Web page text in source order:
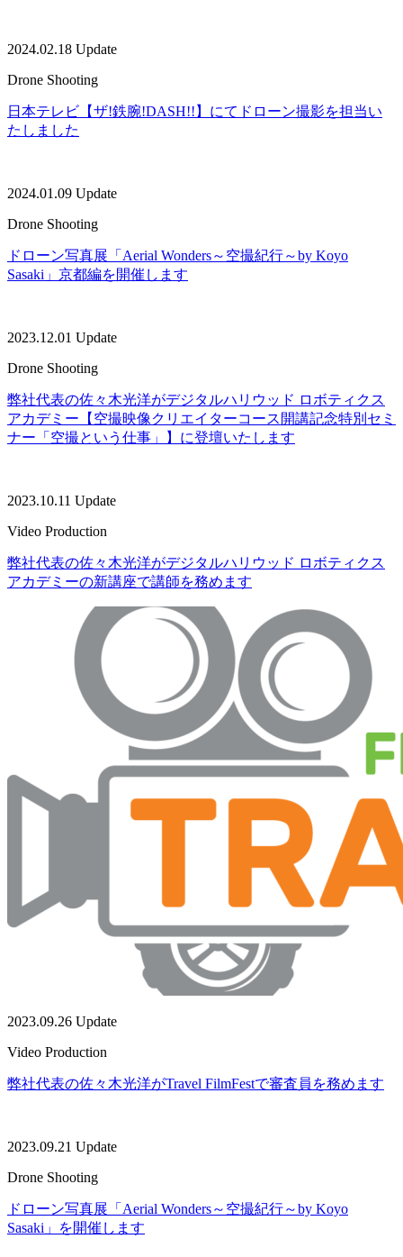
2024.02.18 Update
Drone Shooting
日本テレビ【ザ!鉄腕!DASH!!】にてドローン撮影を担当い
たしました
2024.01.09 Update
Drone Shooting
ドローン写真展「Aerial Wonders～空撮紀行～by Koyo
Sasaki」京都編を開催します
2023.12.01 Update
Drone Shooting
弊社代表の佐々木光洋がデジタルハリウッド ロボティクス
アカデミー【空撮映像クリエイターコース開講記念特別セミ
ナー「空撮という仕事」】に登壇いたします
2023.10.11 Update
Video Production
弊社代表の佐々木光洋がデジタルハリウッド ロボティクス
アカデミーの新講座で講師を務めます
2023.09.26 Update
Video Production
弊社代表の佐々木光洋がTravel FilmFestで審査員を務めます
2023.09.21 Update
Drone Shooting
ドローン写真展「Aerial Wonders～空撮紀行～by Koyo
Sasaki」を開催します